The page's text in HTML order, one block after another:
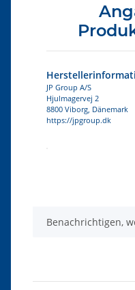
JP Group A/S
Hjulmagervej 2
8800 Viborg, Dänemark
https://jpgroup.dk
Benachrichtigen,